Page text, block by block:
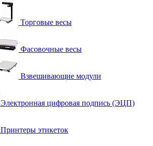
Торговые весы
Фасовочные весы
Взвешивающие модули
Электронная цифровая подпись (ЭЦП)
Принтеры этикеток